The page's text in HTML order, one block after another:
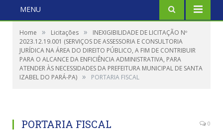
MENU
Home » Licitações »
INEXIGIBILIDADE DE LICITAÇÃO Nº
2023.12.19.001 (SERVIÇOS DE ASSESSORIA E CONSULTORIA
JURÍDICA NA ÁREA DO DIREITO PÚBLICO, A FIM DE CONTRIBUIR
PARA O ALCANCE DA ENFICIÊNCIA ADMINISTRATIVA, PARA
ATENDER ÀS NECESSIDADES DA PREFEITURA MUNICIPAL DE SANTA
IZABEL DO PARÁ-PA) » PORTARIA FISCAL
PORTARIA FISCAL 0